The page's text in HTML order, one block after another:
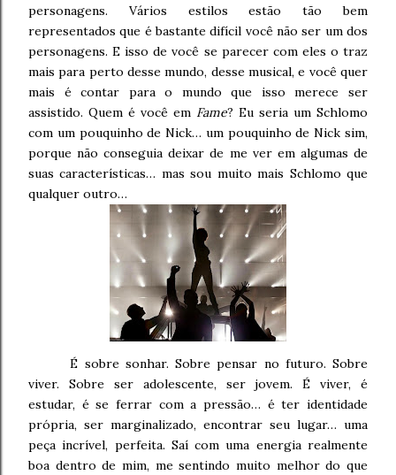
personagens. Vários estilos estão tão bem
representados que é bastante difícil você não ser um dos
personagens. E isso de você se parecer com eles o traz
mais para perto desse mundo, desse musical, e você quer
mais é contar para o mundo que isso merece ser
assistido. Quem é você em Fame? Eu seria um Schlomo
com um pouquinho de Nick… um pouquinho de Nick sim,
porque não conseguia deixar de me ver em algumas de
suas características… mas sou muito mais Schlomo que
qualquer outro…
É sobre sonhar. Sobre pensar no futuro. Sobre
viver. Sobre ser adolescente, ser jovem. É viver, é
estudar, é se ferrar com a pressão… é ter identidade
própria, ser marginalizado, encontrar seu lugar… uma
peça incrível, perfeita. Saí com uma energia realmente
boa dentro de mim, me sentindo muito melhor do que